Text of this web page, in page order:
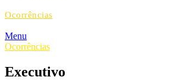
Ocorrências
Menu
Ocorrências
Executivo